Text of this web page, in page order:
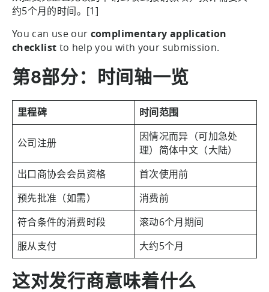
约5个月的时间。[1]
You can use our complimentary application
checklist to help you with your submission.
第8部分：时间轴一览
里程碑 时间范围
公司注册
因情况而异（可加急处
理）简体中文（大陆）
出口商协会会员资格
首次使用前
预先批准（如需）
消费前
符合条件的消费时段
滚动6个月期间
服从支付
大约5个月
这对发行商意味着什么